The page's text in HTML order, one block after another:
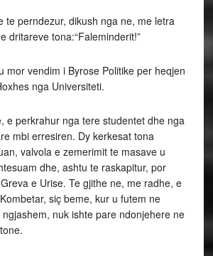
te perndezur, dikush nga ne, me letra
dritareve tona:“Faleminderit!”
mor vendim i Byrose Politike per heqjen
nga Universiteti.
e perkrahur nga tere studentet dhe nga
mbi erresiren. Dy kerkesat tona
valvola e zemerimit te masave u
dhe, ashtu te raskapitur, por
e Urise. Te gjithe ne, me radhe, e
siç beme, kur u futem ne
nuk ishte pare ndonjehere ne